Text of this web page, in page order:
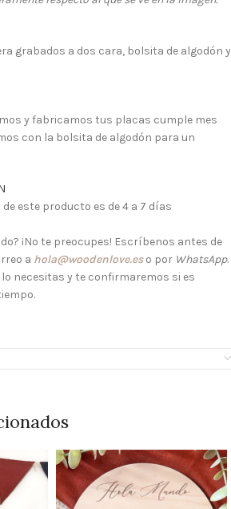
grabados a dos cara, bolsita de algodón y
y fabricamos tus placas cumple mes
con la bolsita de algodón para un
este producto es de 4 a 7 días
¡No te preocupes! Escríbenos antes de
a hola@woodenlove.eso por WhatsApp.
necesitas y te confirmaremos si es